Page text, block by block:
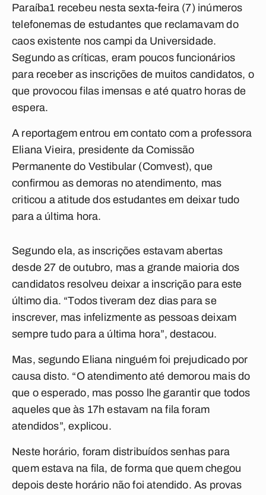
Paraíba1 recebeu nesta sexta-feira (7) inúmeros
telefonemas de estudantes que reclamavam do
caos existente nos campi da Universidade.
Segundo as críticas, eram poucos funcionários
para receber as inscrições de muitos candidatos, o
que provocou filas imensas e até quatro horas de
espera.
A reportagem entrou em contato com a professora
Eliana Vieira, presidente da Comissão
Permanente do Vestibular (Comvest), que
confirmou as demoras no atendimento, mas
criticou a atitude dos estudantes em deixar tudo
para a última hora.
Segundo ela, as inscrições estavam abertas
desde 27 de outubro, mas a grande maioria dos
candidatos resolveu deixar a inscrição para este
último dia. “Todos tiveram dez dias para se
inscrever, mas infelizmente as pessoas deixam
sempre tudo para a última hora”, destacou.
Mas, segundo Eliana ninguém foi prejudicado por
causa disto. “O atendimento até demorou mais do
que o esperado, mas posso lhe garantir que todos
aqueles que às 17h estavam na fila foram
atendidos”, explicou.
Neste horário, foram distribuídos senhas para
quem estava na fila, de forma que quem chegou
depois deste horário não foi atendido. As provas